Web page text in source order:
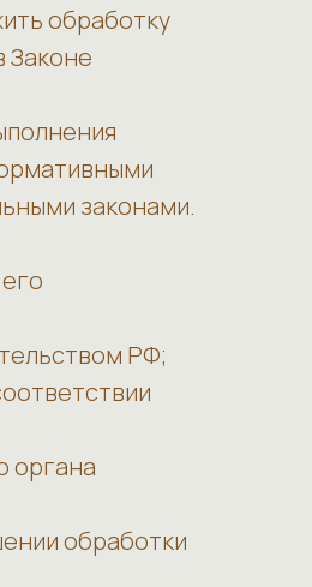
обработку
Законе
законами.
РФ;
органа
обработки